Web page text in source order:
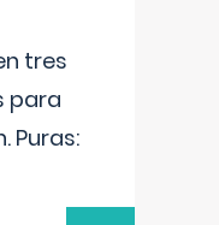
tres
para
Puras: